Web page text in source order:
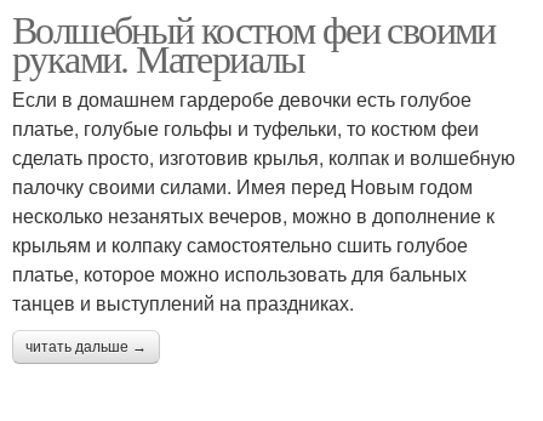
Волшебный костюм феи своими
руками. Материалы
Если в домашнем гардеробе девочки есть голубое
платье, голубые гольфы и туфельки, то костюм феи
сделать просто, изготовив крылья, колпак и волшебную
палочку своими силами. Имея перед Новым годом
несколько незанятых вечеров, можно в дополнение к
крыльям и колпаку самостоятельно сшить голубое
платье, которое можно использовать для бальных
танцев и выступлений на праздниках.
читать дальше →